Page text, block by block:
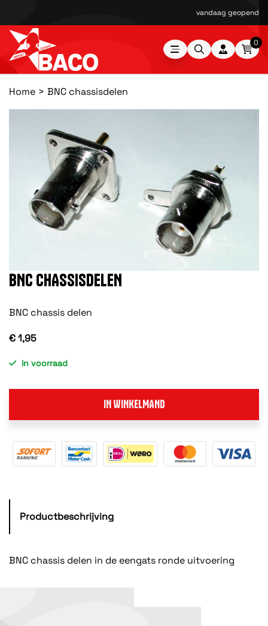
vandaag geopend
0
Home BNC chassisdelen
BNC CHASSISDELEN
BNC chassis delen
€ 1,95
in voorraad
IN WINKELMAND
Productbeschrijving
BNC chassis delen in de eengats ronde uitvoering